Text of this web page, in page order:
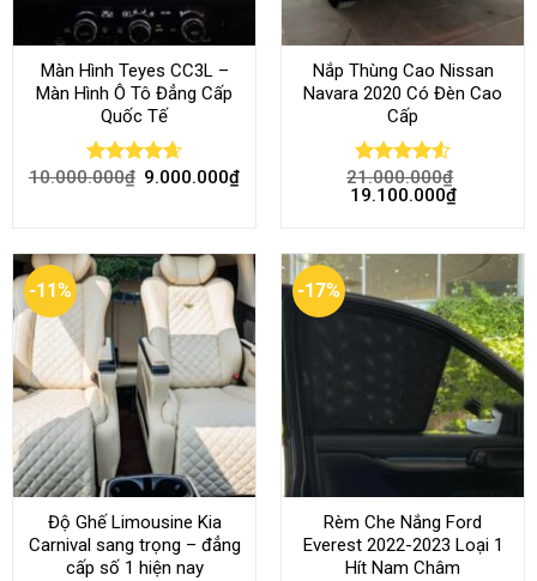
Màn Hình Teyes CC3L –
Màn Hình Ô Tô Đẳng Cấp
Quốc Tế
Rated 4.68
10.000.000₫ 9.000.000₫
Nắp Thùng Cao Nissan
Navara 2020 Có Đèn Cao
Cấp
Rated4.52
out of 5
21.000.000₫
19.100.000₫
-11%
Độ Ghế Limousine Kia
Carnival sang trọng – đẳng
cấp số 1 hiện nay
-17%
Rèm Che Nắng Ford
Everest 2022-2023 Loại 1
Hít Nam Châm